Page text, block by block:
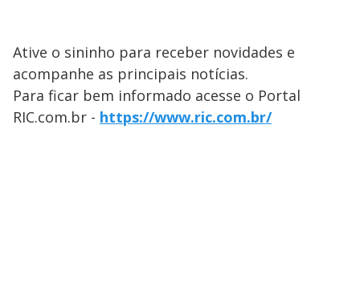
Ative o sininho para receber novidades e
acompanhe as principais notícias.
Para ficar bem informado acesse o Portal
RIC.com.br - https://www.ric.com.br/